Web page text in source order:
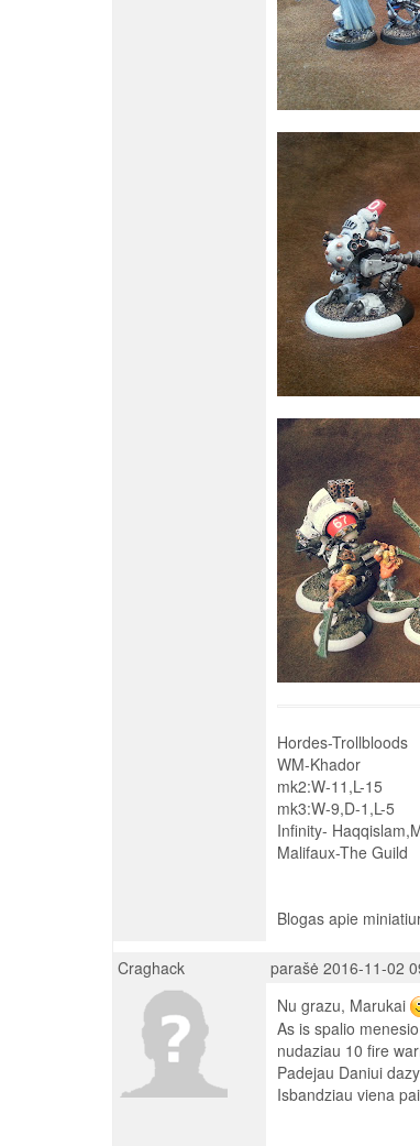
Hordes-Trollbloods
WM-Khador
mk2:W-11,L-15
mk3:W-9,D-1,L-5
Infinity-
Malifaux-The Guild
Blogas apie
Craghack
parašė 2016-11-02
Nu grazu, Marukai
As is spalio
nudaziau 10 fire
Padejau Daniui
Isbandziau viena